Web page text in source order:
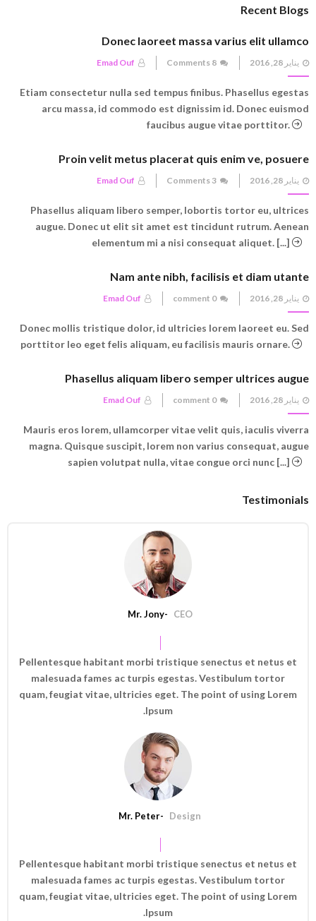
Recent Blogs
Donec laoreet massa varius elit ullamco
Posted
on
يناير 28, 2016 8 Comments
Emad Ouf
Etiam consectetur nulla sed tempus finibus. Phasellus egestas
arcu massa, id commodo est dignissim id. Donec euismod
faucibus augue vitae porttitor.
Proin velit metus placerat quis enim ve, posuere
Posted
on
يناير 28, 2016 3 Comments
Emad Ouf
Phasellus aliquam libero semper, lobortis tortor eu, ultrices
augue. Donec ut elit sit amet est tincidunt rutrum. Aenean
elementum mi a nisi consequat aliquet. [...]
Nam ante nibh, facilisis et diam utante
Posted
on
يناير 28, 2016 0 comment
Emad Ouf
Donec mollis tristique dolor, id ultricies lorem laoreet eu. Sed
porttitor leo eget felis aliquam, eu facilisis mauris ornare.
Phasellus aliquam libero semper ultrices augue
Posted
on
يناير 28, 2016 0 comment
Emad Ouf
Mauris eros lorem, ullamcorper vitae velit quis, iaculis viverra
magna. Quisque suscipit, lorem non varius consequat, augue
sapien volutpat nulla, vitae congue orci nunc [...]
Testimonials
Mr. Jony CEO
Pellentesque habitant morbi tristique senectus et netus et
malesuada fames ac turpis egestas. Vestibulum tortor
quam, feugiat vitae, ultricies eget. The point of using Lorem
Ipsum.
Mr. Peter Design
Pellentesque habitant morbi tristique senectus et netus et
malesuada fames ac turpis egestas. Vestibulum tortor
quam, feugiat vitae, ultricies eget. The point of using Lorem
Ipsum.